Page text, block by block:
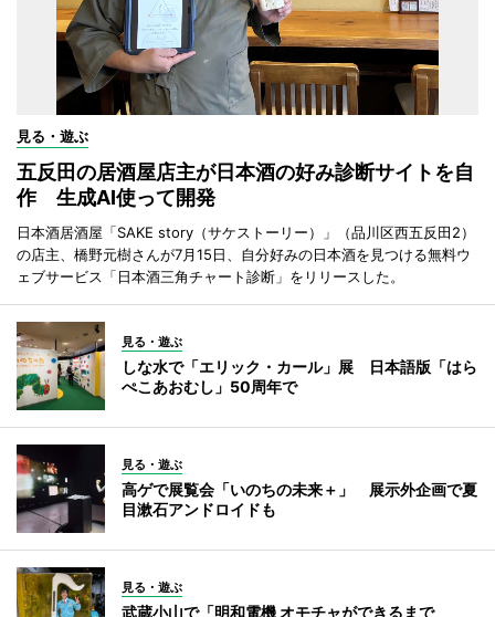
見る・遊ぶ
五反田の居酒屋店主が日本酒の好み診断サイトを自
作 生成AI使って開発
日本酒居酒屋「SAKE story（サケストーリー）」（品川区西五反田2）
の店主、橋野元樹さんが7月15日、自分好みの日本酒を見つける無料ウ
ェブサービス「日本酒三角チャート診断」をリリースした。
見る・遊ぶ
しな水で「エリック・カール」展 日本語版「はら
ぺこあおむし」50周年で
見る・遊ぶ
高ゲで展覧会「いのちの未来＋」 展示外企画で夏
目漱石アンドロイドも
見る・遊ぶ
武蔵小山で「明和電機 オモチャができるまで